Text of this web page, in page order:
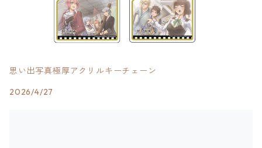
思い出写真極厚アクリルキーチェーン
2026/4/27